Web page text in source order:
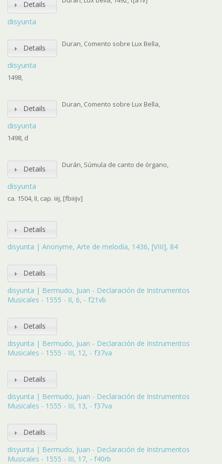
Details
disyunta
Details
disyunta
Duran, Comento sobre Lux Bella,
1498,
Details
disyunta
Duran, Comento sobre Lux Bella,
1498, d
Details
disyunta
Durán, Súmula de canto de órgano,
ca. 1504, II, cap. iiij, [fbiiijv]
Details
disyunta | Anonyme, Arte de melodía, 1436, [VIII], 84
Details
disyunta | Bermudo, Juan - Declaración de Instrumentos
Musicales - 1555 - II, 6, - f21vb
Details
disyunta | Bermudo, Juan - Declaración de Instrumentos
Musicales - 1555 - III, 12, - f37va
Details
disyunta | Bermudo, Juan - Declaración de Instrumentos
Musicales - 1555 - III, 13, - f37va
Details
disyunta | Bermudo, Juan - Declaración de Instrumentos
Musicales - 1555 - III, 17, - f40rb